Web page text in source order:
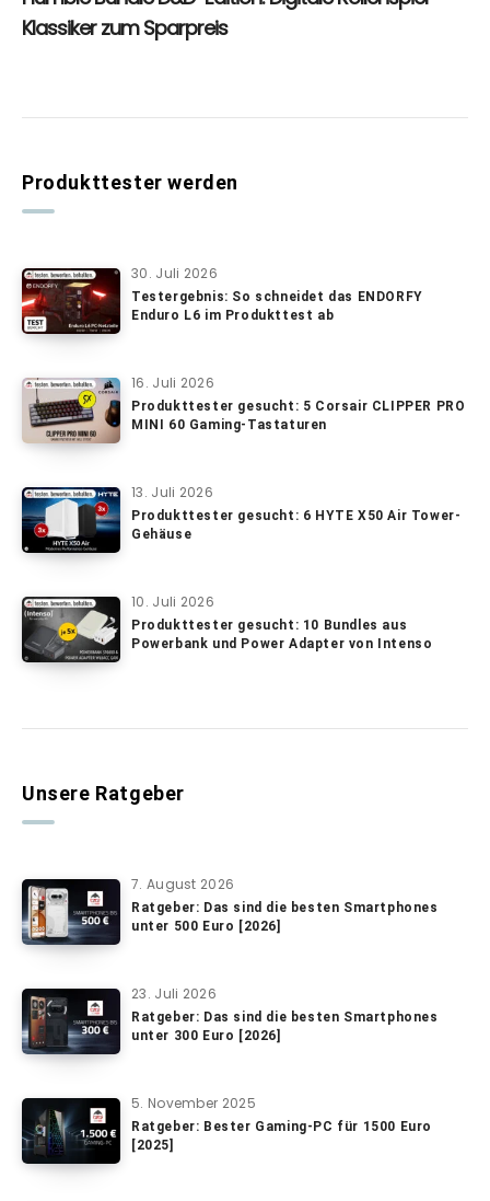
Produkttester werden
30. Juli 2026
Testergebnis: So schneidet das ENDORFY
Enduro L6 im Produkttest ab
16. Juli 2026
Produkttester gesucht: 5 Corsair CLIPPER PRO
MINI 60 Gaming-Tastaturen
13. Juli 2026
Produkttester gesucht: 6 HYTE X50 Air Tower-
Gehäuse
10. Juli 2026
Produkttester gesucht: 10 Bundles aus
Powerbank und Power Adapter von Intenso
Unsere Ratgeber
7. August 2026
Ratgeber: Das sind die besten Smartphones
unter 500 Euro [2026]
23. Juli 2026
Ratgeber: Das sind die besten Smartphones
unter 300 Euro [2026]
5. November 2025
Ratgeber: Bester Gaming-PC für 1500 Euro
[2025]